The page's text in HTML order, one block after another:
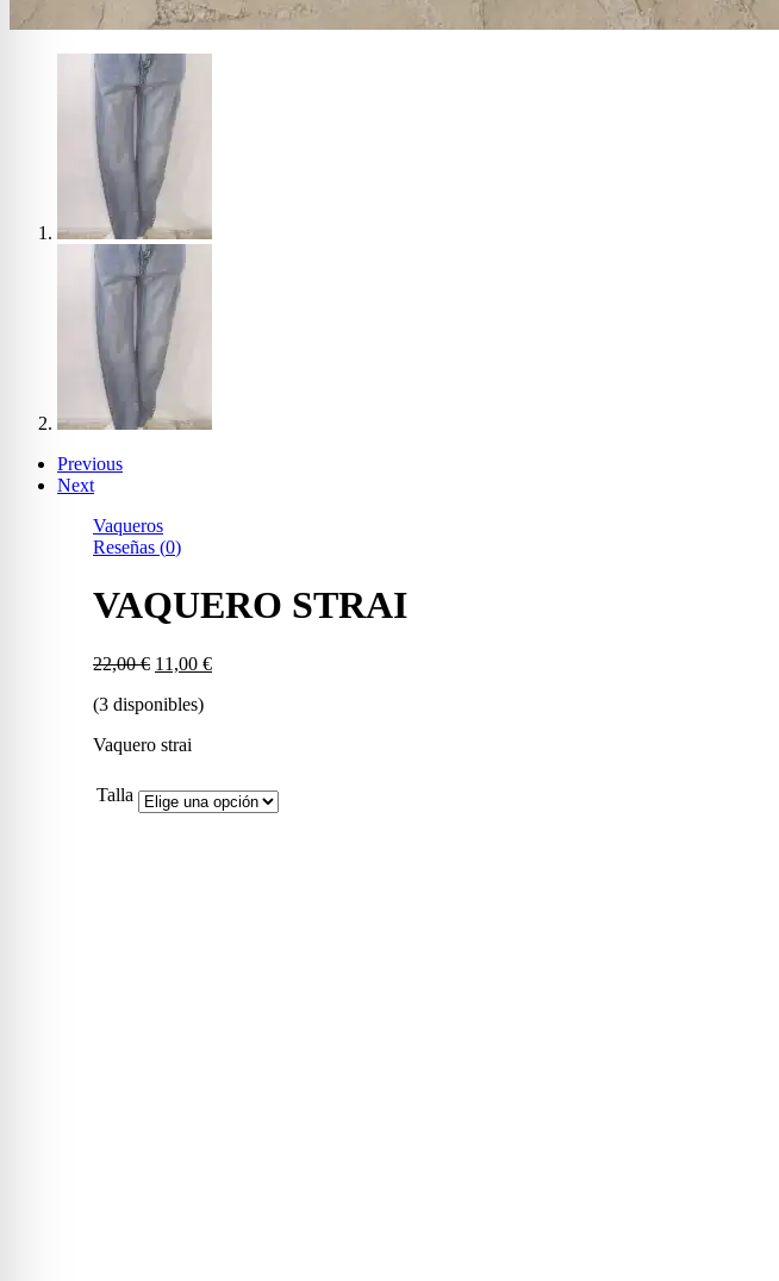
Previous
Next
Vaqueros
Reseñas (0)
VAQUERO STRAI
22,00€ El
original
22,00 €.
11,00 €El
(3 disponibles)
Vaquero strai
Talla